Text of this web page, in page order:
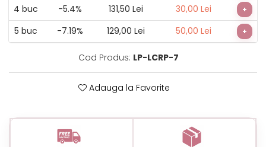
4 buc -5.4% 131,50 Lei 30,00 Lei +
5 buc -7.19% 129,00 Lei 50,00 Lei +
Cod Produs: LP-LCRP-7
Adauga la Favorite